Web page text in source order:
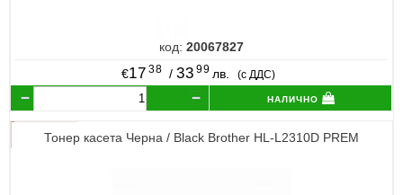
код: 20067827
€17 38 / 33 99 лв. (с ДДС)
налично
Тонер касета Черна / Black Brother HL-L2310D PREM